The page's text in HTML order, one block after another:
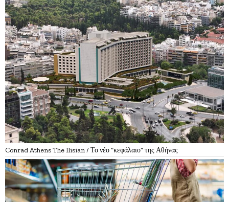
Conrad Athens The Ilisian / Το νέο “κεφάλαιο” της Αθήνας